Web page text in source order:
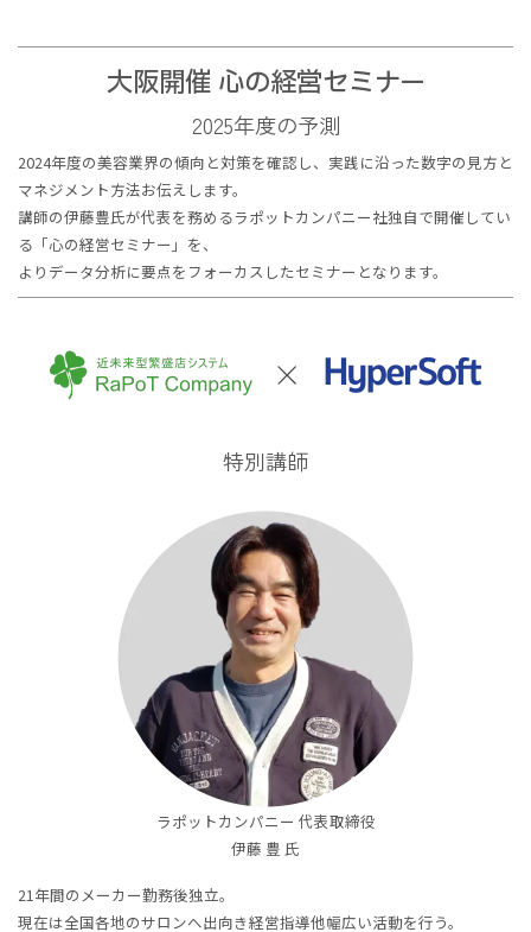
大阪開催 心の経営セミナー
2025年度の予測
2024年度の美容業界の傾向と対策を確認し、実践に沿った数字の見方と
マネジメント方法お伝えします。
講師の伊藤豊氏が代表を務めるラポットカンパニー社独自で開催してい
る「心の経営セミナー」を、
よりデータ分析に要点をフォーカスしたセミナーとなります。
特別講師
ラポットカンパニー 代表取締役
伊藤 豊 氏
21年間のメーカー勤務後独立。
現在は全国各地のサロンへ出向き経営指導他幅広い活動を行う。